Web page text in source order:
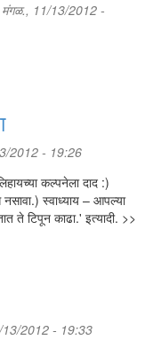
11/13/2012 -
2012 - 19:26
कल्पनेला दाद :)
स्वाध्याय – आपल्या
ते टिपून काढा.' इत्यादी. >>
2012 - 19:33